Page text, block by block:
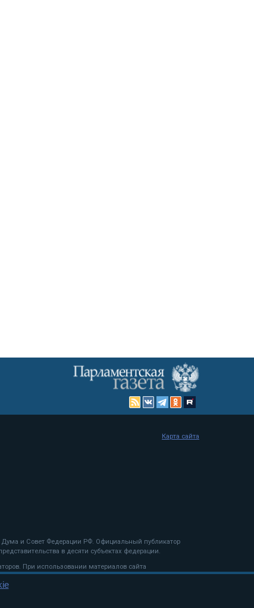
Дума и Совет Федерации РФ. Официальный публикатор
в десяти субъектах федерации.
При использовании материалов сайта
Карта сайта